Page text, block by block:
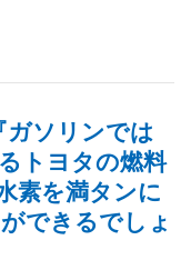
ガソリンでは
トヨタの燃料
素を満タンに
できるでしょ